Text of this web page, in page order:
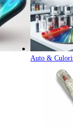
Auto & Culori